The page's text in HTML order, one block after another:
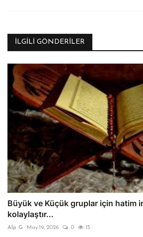
İLGILI GÖNDERILER
Büyük ve Küçük gruplar için hatim
kolaylaştır...
Alp G May 19, 2026 0 15